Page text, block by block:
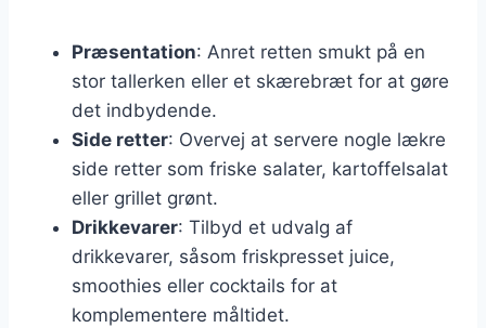
Præsentation: Anret retten smukt på en
stor tallerken eller et skærebræt for at gøre
det indbydende.
Side retter: Overvej at servere nogle lækre
side retter som friske salater, kartoffelsalat
eller grillet grønt.
Drikkevarer: Tilbyd et udvalg af
drikkevarer, såsom friskpresset juice,
smoothies eller cocktails for at
komplementere måltidet.